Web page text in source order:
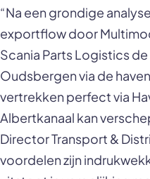
“Na een grondige
exportflow door
Scania Parts Logistics
Oudsbergen via de
vertrekken perfect via
Albertkanaal kan
Director Transport &
voordelen zijn